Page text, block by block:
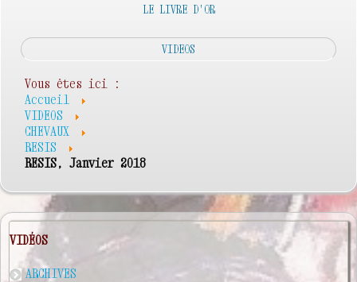
LE LIVRE D'OR
VIDEOS
Vous êtes ici :
Accueil
VIDEOS
CHEVAUX
RESIS
RESIS, Janvier 2018
VIDÉOS
ARCHIVES